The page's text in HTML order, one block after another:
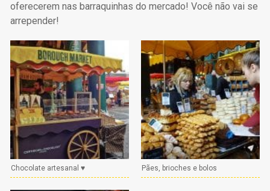
oferecerem nas barraquinhas do mercado! Você não vai se
arrepender!
Chocolate artesanal ♥ Pães, brioches e bolos